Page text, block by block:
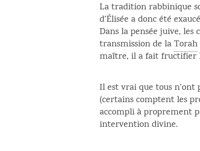
La tradition rabbinique
d’Élisée a donc été
Dans la pensée juive,
transmission de laTorah
maître, il a fait fructifier
Il est vrai que tous
(certains comptent les
accompli à proprement
intervention divine.